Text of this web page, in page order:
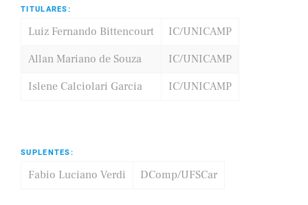
TITULARES:
Luiz Fernando Bittencourt
IC/UNICAMP
Allan Mariano de Souza
IC/UNICAMP
Islene Calciolari Garcia
IC/UNICAMP
SUPLENTES:
Fabio Luciano Verdi DComp/UFSCar